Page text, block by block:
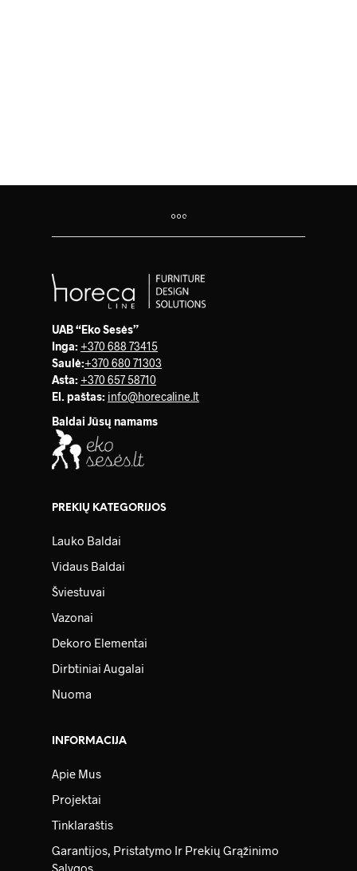
UAB “Eko Sesės”
Inga: +370 688 73415
Saulė:+370 680 71303
Asta: +370 657 58710
El. paštas: info@horecaline.lt
Baldai Jūsų namams
PREKIŲ KATEGORIJOS
Lauko Baldai
Vidaus Baldai
Šviestuvai
Vazonai
Dekoro Elementai
Dirbtiniai Augalai
Nuoma
INFORMACIJA
Apie Mus
Projektai
Tinklaraštis
Garantijos, Pristatymo Ir Prekių Grąžinimo
Sąlygos